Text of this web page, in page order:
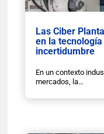
Las Ciber
en la
incertidumbre
En un contexto
mercados, la…